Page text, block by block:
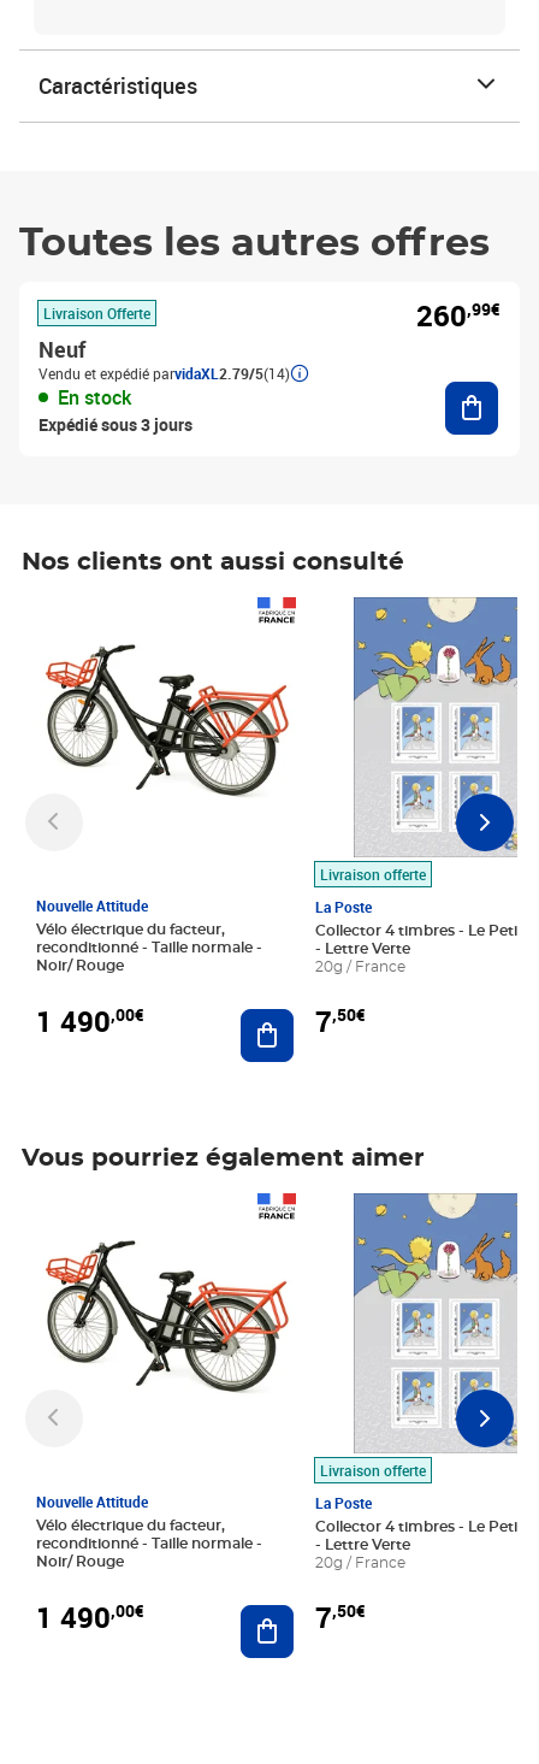
Caractéristiques
Toutes les autres offres
Livraison Offerte
Neuf
Vendu et expédié parvidaXL 2.79/5(14)
En stock
Expédié sous 3 jours
260,99€
Nos clients ont aussi consulté
Nouvelle Attitude
Vélo électrique du facteur,
reconditionné - Taille normale -
Noir/ Rouge
1 490,00€ Ajouter au panier
Livraison offerte
La Poste
Collector 4 timbres - Le Petit
- Lettre Verte
20g / France
7,50€
Prix 7,50€
Vous pourriez également aimer
Nouvelle Attitude
Vélo électrique du facteur,
reconditionné - Taille normale -
Noir/ Rouge
1 490,00€ Ajouter au panier
Livraison offerte
La Poste
Collector 4 timbres - Le Petit
- Lettre Verte
20g / France
7,50€
Prix 7,50€